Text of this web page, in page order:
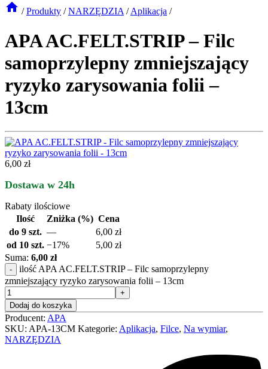
/ Produkty / NARZĘDZIA / Aplikacja /
APA AC.FELT.STRIP – Filc
samoprzylepny zmniejszający
ryzyko zarysowania folii –
13cm
6,00 zł
Dostawa w 24h
Rabaty ilościowe
Ilość
Zniżka (%) Cena
do 9 szt. — 6,00 zł
od 10 szt. −17% 5,00 zł
Suma: 6,00 zł
ilość APA AC.FELT.STRIP – Filc samoprzylepny
zmniejszający ryzyko zarysowania folii – 13cm
Dodaj do koszyka
Producent: APA
SKU: APA-13CM Kategorie: Aplikacja, Filce, Na wymiar,
NARZĘDZIA